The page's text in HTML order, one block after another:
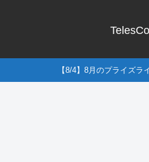
【8/4】8月のプライズラ